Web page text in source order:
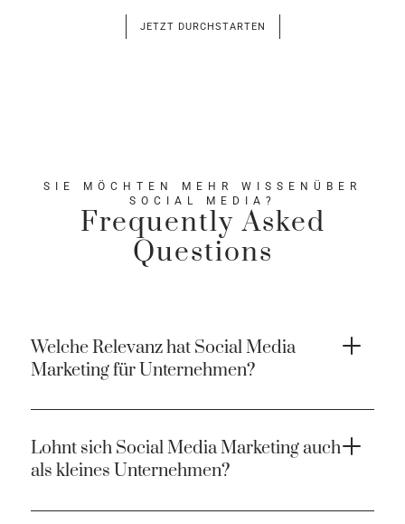
JETZT DURCHSTARTEN
SIE MÖCHTEN MEHR WISSENÜBER
SOCIAL MEDIA?
Frequently Asked
Questions
Welche Relevanz hat Social Media
Marketing für Unternehmen?
Lohnt sich Social Media Marketing auch
als kleines Unternehmen?